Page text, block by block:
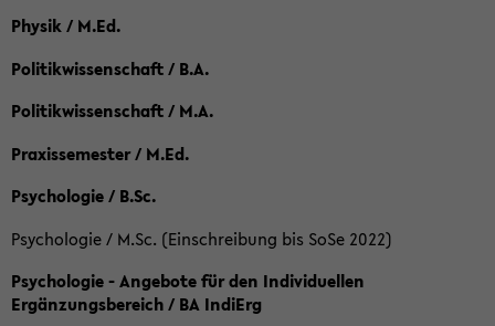
Physik / M.Ed.
Politikwissenschaft / B.A.
Politikwissenschaft / M.A.
Praxissemester / M.Ed.
Psychologie / B.Sc.
Psychologie / M.Sc. (Einschreibung bis SoSe 2022)
Psychologie - Angebote für den Individuellen
Ergänzungsbereich / BA IndiErg